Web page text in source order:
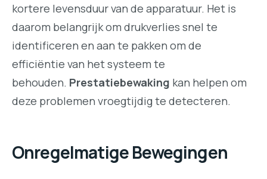
kortere levensduur van de apparatuur. Het is
daarom belangrijk om drukverlies snel te
identificeren en aan te pakken om de
efficiëntie van het systeem te
behouden. Prestatiebewaking kan helpen om
deze problemen vroegtijdig te detecteren.
Onregelmatige Bewegingen